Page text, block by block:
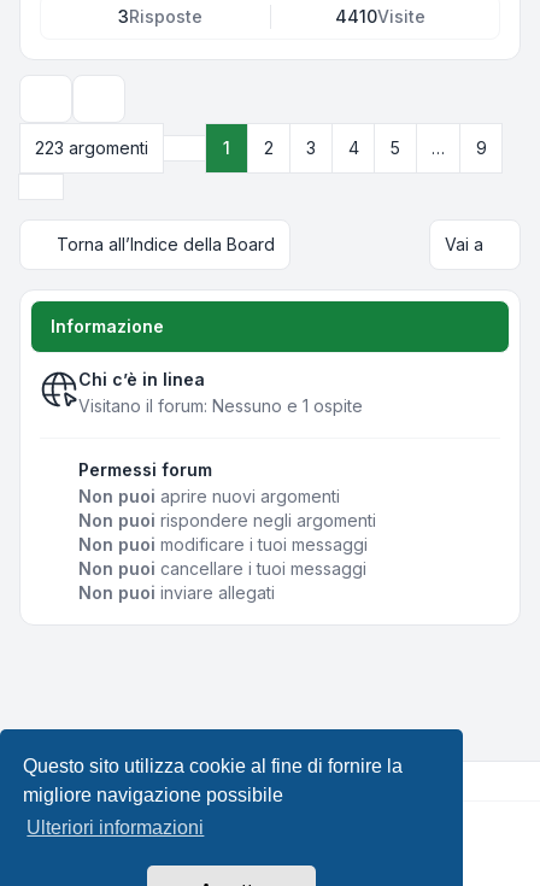
Questo sito utilizza cookie al fine di fornire la
migliore navigazione possibile
Ulteriori informazioni
3Risposte 4410Visite
223 argomenti
Pagina di9
1 2 3 4 5 …
9
Torna all’Indice della Board Vai a
Informazione
Chi c’è in linea
Visitano il forum: Nessuno e 1 ospite
Permessi forum
Non puoi aprire nuovi argomenti
Non puoi rispondere negli argomenti
Non puoi modificare i tuoi messaggi
Non puoi cancellare i tuoi messaggi
Non puoi inviare allegati
Creato daphpBB® Forum Software © phpBB Limited •
Leenoz.com